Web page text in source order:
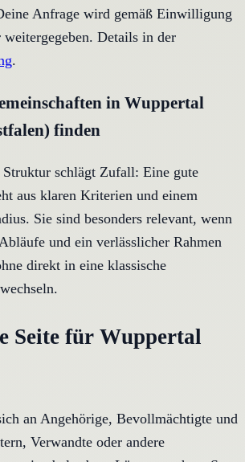
Anfrage wird gemäß Einwilligung
weitergegeben. Details in der
.
in Wuppertal
finden
schlägt Zufall: Eine gute
aus klaren Kriterien und einem
Sie sind besonders relevant, wenn
und ein verlässlicher Rahmen
direkt in eine klassische
Seite für Wuppertal
an Angehörige, Bevollmächtigte und
Verwandte oder andere